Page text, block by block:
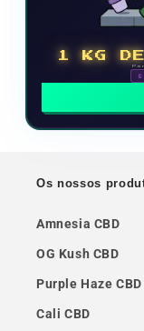
1 KG DE
🗓
Os nossos
Amnesia CBD
OG Kush CBD
Purple Haze CBD
Cali CBD